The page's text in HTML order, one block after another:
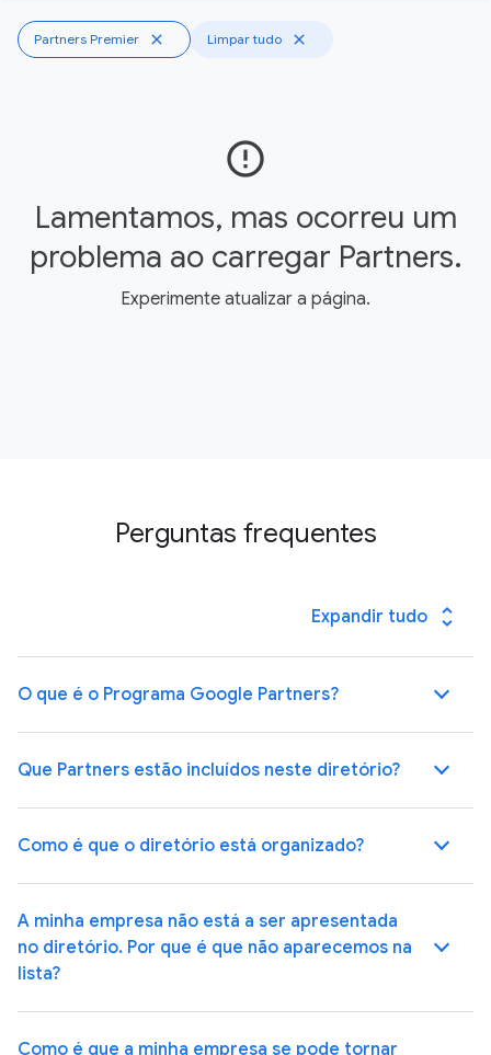
Partners Premier close Limpar tudo close
error_outline
Lamentamos, mas ocorreu um
problema ao carregar Partners.
Experimente atualizar a página.
Perguntas frequentes
Expandir tudo unfold_more
O que é o Programa Google Partners?
Que Partners estão incluídos neste diretório?
Como é que o diretório está organizado?
A minha empresa não está a ser apresentada
no diretório. Por que é que não aparecemos na
lista?
Como é que a minha empresa se pode tornar